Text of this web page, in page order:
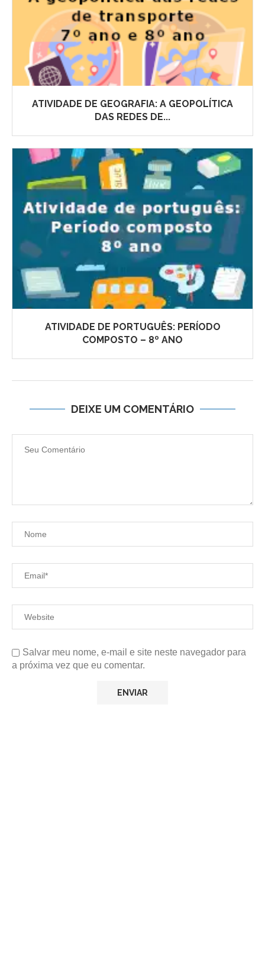
ATIVIDADE DE GEOGRAFIA: A GEOPOLÍTICA
DAS REDES DE...
ATIVIDADE DE PORTUGUÊS: PERÍODO
COMPOSTO – 8º ANO
DEIXE UM COMENTÁRIO
Salvar meu nome, e-mail e site neste navegador para
a próxima vez que eu comentar.